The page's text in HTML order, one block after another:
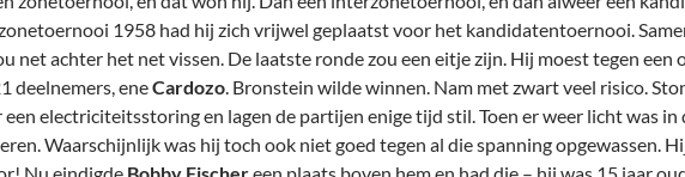
1958 had hij zich vrijwel geplaatst voor het kandidatentoernooi.
net achter het net vissen. De laatste ronde zou een eitje zijn. Hij moest tegen een
deelnemers, eneCardozo. Bronstein wilde winnen. Nam met zwart veel risico.
electriciteitsstoring en lagen de partijen enige tijd stil. Toen er weer licht was
Waarschijnlijk was hij toch ook niet goed tegen al die spanning opgewassen.